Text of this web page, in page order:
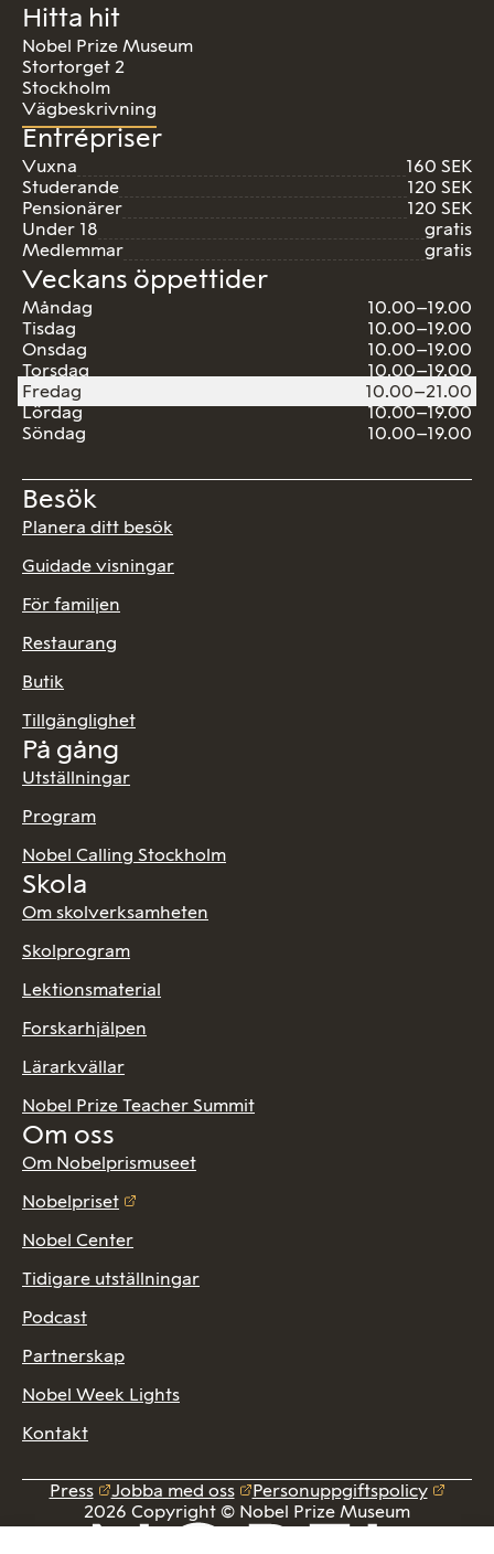
Hitta hit
Nobel Prize Museum
Stortorget 2
Stockholm
Vägbeskrivning
Entrépriser
Vuxna
160 SEK
Studerande
120 SEK
Pensionärer
120 SEK
Under 18
gratis
Medlemmar
gratis
Veckans öppettider
Måndag
10.00–19.00
Tisdag
10.00–19.00
Onsdag
10.00–19.00
Torsdag
10.00–19.00
Fredag
10.00–21.00
Lördag
10.00–19.00
Söndag
10.00–19.00
Besök
Planera ditt besök
Guidade visningar
För familjen
Restaurang
Butik
Tillgänglighet
På gång
Utställningar
Program
Nobel Calling Stockholm
Skola
Om skolverksamheten
Skolprogram
Lektionsmaterial
Forskarhjälpen
Lärarkvällar
Nobel Prize Teacher Summit
Om oss
Om Nobelprismuseet
Nobelpriset
Nobel Center
Tidigare utställningar
Podcast
Partnerskap
Nobel Week Lights
Kontakt
Press Jobba med oss
Personuppgiftspolicy
2026 Copyright © Nobel Prize Museum